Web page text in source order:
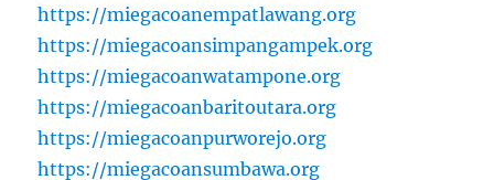
https://miegacoanempatlawang.org
https://miegacoansimpangampek.org
https://miegacoanwatampone.org
https://miegacoanbaritoutara.org
https://miegacoanpurworejo.org
https://miegacoansumbawa.org